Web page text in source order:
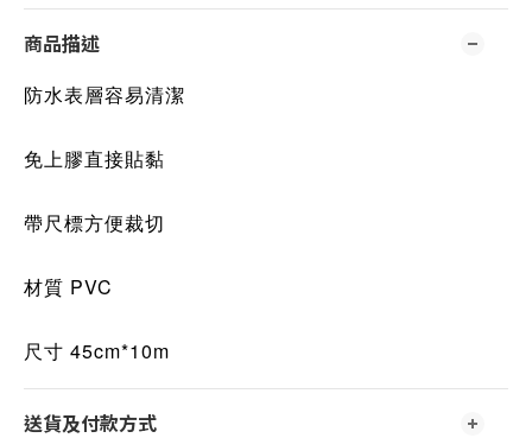
商品描述
防水表層容易清潔
免上膠直接貼黏
帶尺標方便裁切
材質 PVC
尺寸 45cm*10m
送貨及付款方式